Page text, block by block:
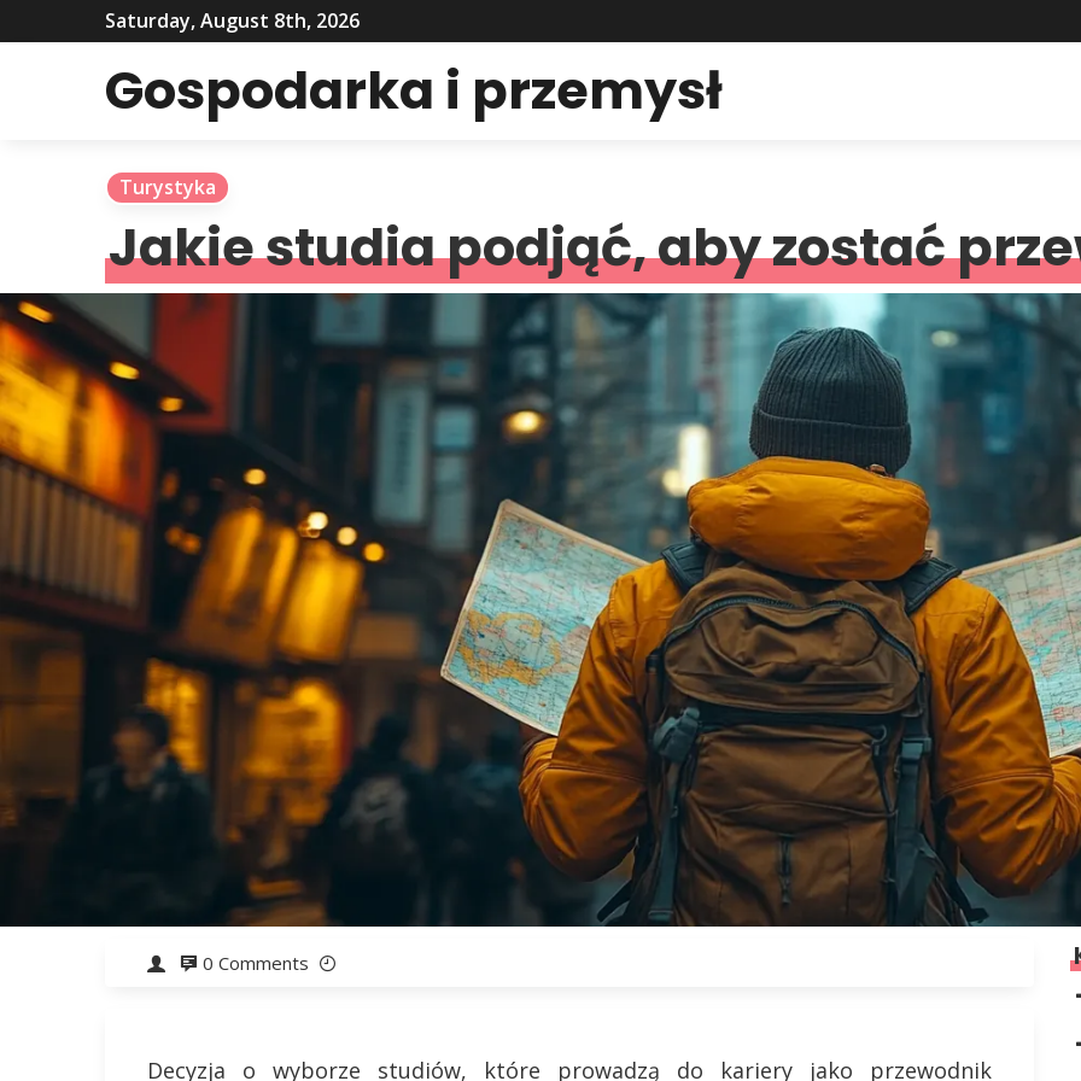
Saturday, August 8th, 2026
Gospodarka i przemysł
Turystyka
Jakie studia podjąć, aby zostać
0 Comments
Decyzja o wyborze studiów, które prowadzą do kariery jako przewodnik